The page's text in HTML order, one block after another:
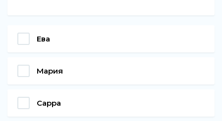
Ева
Мария
Сарра